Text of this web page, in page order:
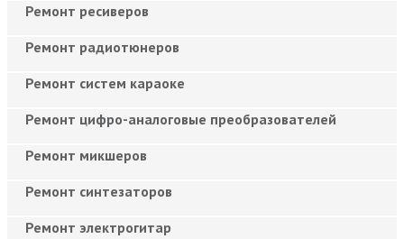
Ремонт ресиверов
Ремонт радиотюнеров
Ремонт систем караоке
Ремонт цифро-аналоговые преобразователей
Ремонт микшеров
Ремонт синтезаторов
Ремонт электрогитар